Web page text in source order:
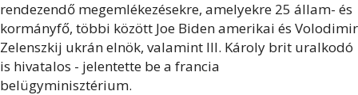
rendezendő megemlékezésekre, amelyekre 25 állam- és
kormányfő, többi között Joe Biden amerikai és Volodimir
Zelenszkij ukrán elnök, valamint III. Károly brit uralkodó
is hivatalos - jelentette be a francia
belügyminisztérium.